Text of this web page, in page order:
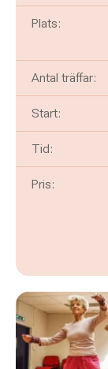
Plats:
Antal träffar:
Start:
Tid:
Pris: